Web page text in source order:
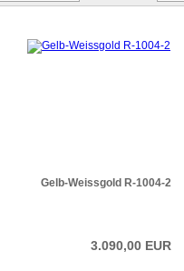
Gelb-Weissgold R-1004-2
3.090,00 EUR